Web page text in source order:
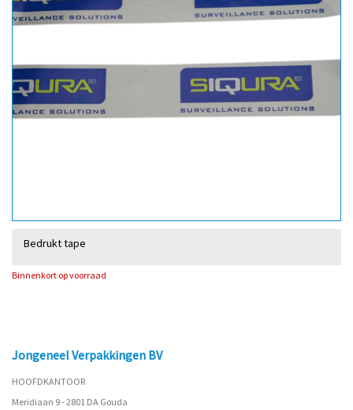
Bedrukt tape
Binnenkort op voorraad
Jongeneel Verpakkingen BV
HOOFDKANTOOR
Meridiaan 9 - 2801 DA Gouda